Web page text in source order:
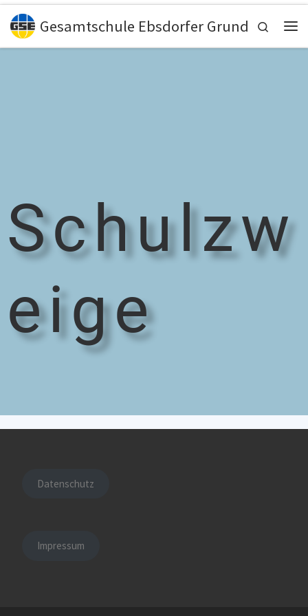
Zum Inhalt springen
Gesamtschule Ebsdorfer Grund Search
Schulzw
eige
Datenschutz
Impressum